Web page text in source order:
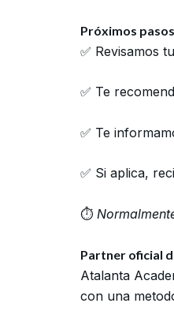
Próximos pasos
✅ Revisamos
✅ Te
✅ Te
✅ Si aplica,
⏱️
Partner oficial
Atalanta
con una